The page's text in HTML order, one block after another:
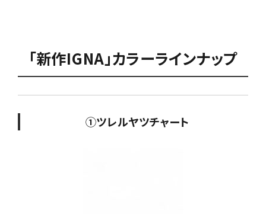
「新作IGNA」カラーラインナップ
①ツレルヤツチャート